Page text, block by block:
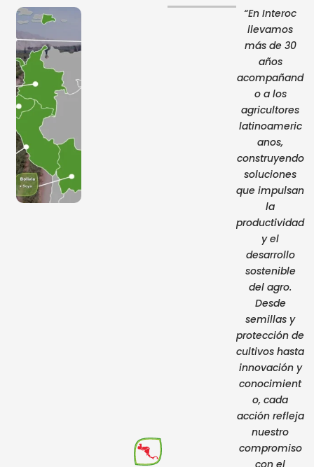
“En Interoc
llevamos
más de 30
años
acompañand
o a los
agricultores
latinoameric
anos,
construyendo
soluciones
que impulsan
la
productividad
y el
desarrollo
sostenible
del agro.
Desde
semillas y
protección de
cultivos hasta
innovación y
conocimient
o, cada
acción refleja
nuestro
compromiso